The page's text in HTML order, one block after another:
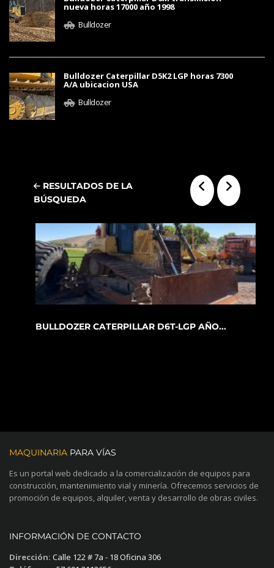
nueva horas 17000 año 1998
Bulldozer
Bulldozer Caterpillar D5K2 LGP horas 7300
A/A ubicacion USA
Bulldozer
RESULTADOS DE LA
BÚSQUEDA
BULLDOZER CATERPILLAR D6T-LGP AÑO...
MAQUINARIA PARA VÍAS
Es un portal web dedicado a la comercialización de equipos para
construcción, mantenimiento vial y minería. Ofrecemos servicios de
promoción de equipos, alquiler, venta y desarrollo de obras civiles.
INFORMACIÓN DE CONTACTO
Dirección: Calle 122 # 7a - 18 Oficina 306